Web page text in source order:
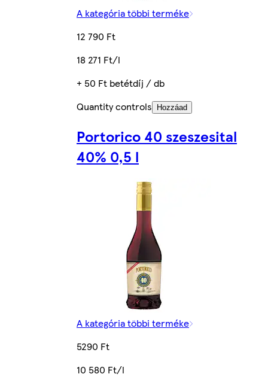
A kategória többi terméke
12 790 Ft
18 271 Ft/l
+ 50 Ft betétdíj / db
Quantity controls
Hozzáad
Portorico 40 szeszesital
40% 0,5 l
A kategória többi terméke
5290 Ft
10 580 Ft/l